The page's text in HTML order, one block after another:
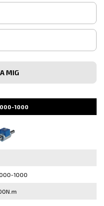
1000
1000